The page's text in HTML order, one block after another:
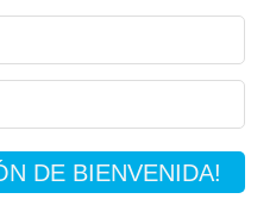
DE BIENVENIDA!